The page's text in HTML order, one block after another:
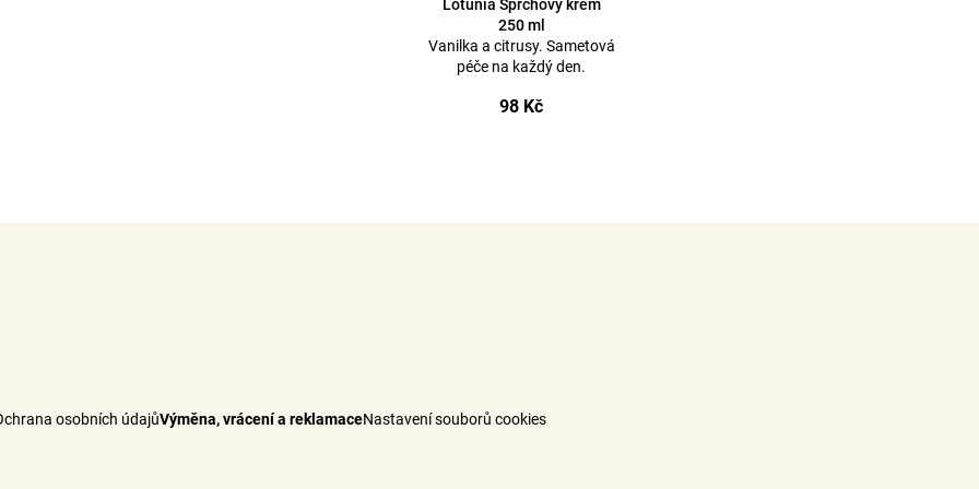
Lotunia Sprchový krém
250 ml
Vanilka a citrusy. Sametová
péče na každý den.
98 Kč
osobních údajůVýměna, vrácení a reklamaceNastavení souborů cookies